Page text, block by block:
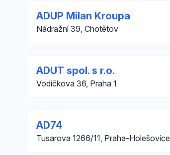
ADUP Milan Kroupa
Nádražní 39, Chotětov
ADUT spol. s r.o.
Vodičkova 36, Praha 1
AD74
Tusarova 1266/11, Praha-Holešovice